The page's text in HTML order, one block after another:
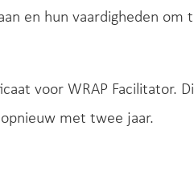
en hun vaardigheden
voor WRAP Facilitator.
met twee jaar.